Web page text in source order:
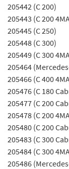
205442 (C 200)
205443 (C 200
205445 (C 250)
205448 (C 300)
205449 (C 300
205464
205466 (C 400
205476 (C 180
205477 (C 200
205478 (C 200
205480 (C 200
205483 (C 300
205484 (C 300
205486